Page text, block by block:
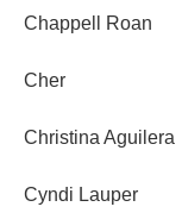
Chappell Roan
Cher
Christina Aguilera
Cyndi Lauper